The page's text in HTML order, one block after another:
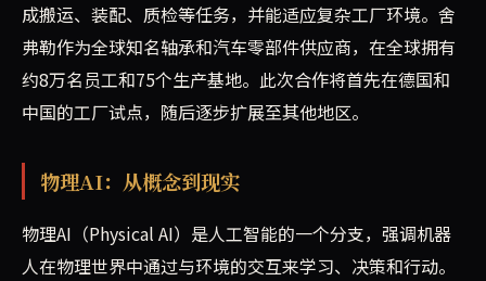
成搬运、装配、质检等任务，并能适应复杂工厂环境。舍
弗勒作为全球知名轴承和汽车零部件供应商，在全球拥有
约8万名员工和75个生产基地。此次合作将首先在德国和
中国的工厂试点，随后逐步扩展至其他地区。
物理AI：从概念到现实
物理AI（Physical AI）是人工智能的一个分支，强调机器
人在物理世界中通过与环境的交互来学习、决策和行动。